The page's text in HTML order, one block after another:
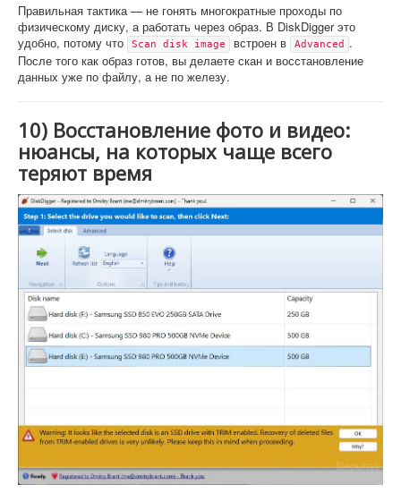
Правильная тактика — не гонять многократные проходы по
физическому диску, а работать через образ. В DiskDigger это
удобно, потому что
Scan disk image встроен в Advanced
.
После того как образ готов, вы делаете скан и восстановление
данных уже по файлу, а не по железу.
10) Восстановление фото и видео:
нюансы, на которых чаще всего
теряют время